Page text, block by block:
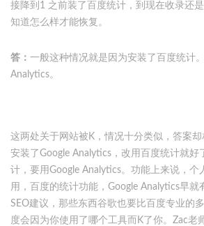
接降到1 之前装了百度统计，到现在收录还
知道怎么样才能恢复。
答： 一般这种情况就是因为安装了百度统计
Analytics。
这两处关于网站被K，情况十分类似，答案
安装了Google Analytics，改用百度统计就好
计，要用Google Analytics。功能上来说，个
用，百度的统计功能，Google Analytics早就
SEO建议，那些东西谷歌也要比百度专业的
度会因为你使用了哪个工具而K了你。Zac老